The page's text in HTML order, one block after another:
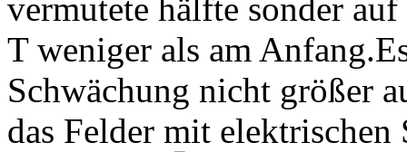
vermutete hälfte sonder
T weniger als am
Schwächung nicht größer
das Felder mit